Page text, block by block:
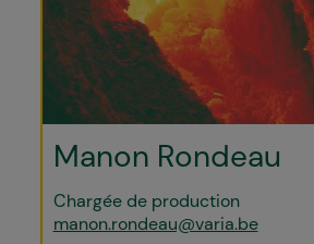
Manon Rondeau
Chargée de production
manon.rondeau@varia.be